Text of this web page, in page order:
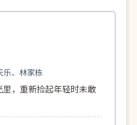
乐、林家栋
，重新捡起年轻时未敢